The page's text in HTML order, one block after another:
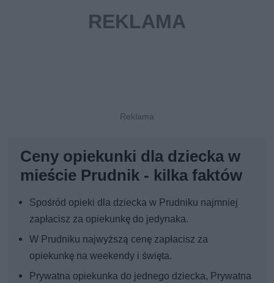
Ceny opiekunki dla dziecka w
mieście Prudnik - kilka faktów
Spośród opieki dla dziecka w Prudniku najmniej
zapłacisz za opiekunkę do jedynaka.
W Prudniku najwyższą cenę zapłacisz za
opiekunkę na weekendy i święta.
Prywatna opiekunka do jednego dziecka, Prywatna